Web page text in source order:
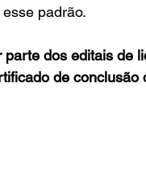
padrão.
dos editais de
de conclusão